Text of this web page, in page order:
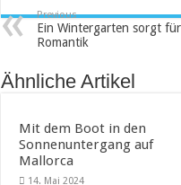
Masken
Previous
Ein Wintergarten sorgt für
Romantik
Ähnliche Artikel
Mit dem Boot in den
Sonnenuntergang auf
Mallorca
14. Mai 2024